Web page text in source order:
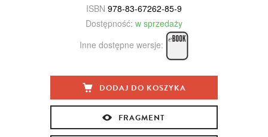
ISBN 978-83-67262-85-9
Dostępność: w sprzedaży
Inne dostępne wersje:
DODAJ DO KOSZYKA
FRAGMENT